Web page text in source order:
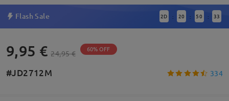
Flash Sale 2D : 20 : 50 : 33
9,95 € 24,95 € 60% OFF
#JD2712M 334